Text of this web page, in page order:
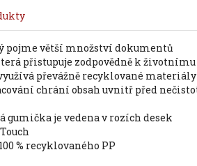
pojme větší množství dokumentů
převážně recyklované materiály
gumička je vedena v rozích desek
% recyklovaného PP